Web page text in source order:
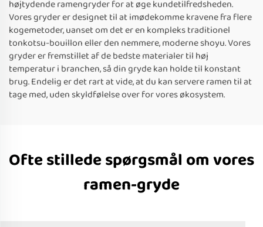
højtydende ramengryder for at øge kundetilfredsheden.
Vores gryder er designet til at imødekomme kravene fra flere
kogemetoder, uanset om det er en kompleks traditionel
tonkotsu-bouillon eller den nemmere, moderne shoyu. Vores
gryder er fremstillet af de bedste materialer til høj
temperatur i branchen, så din gryde kan holde til konstant
brug. Endelig er det rart at vide, at du kan servere ramen til at
tage med, uden skyldfølelse over for vores økosystem.
Ofte stillede spørgsmål om vores
ramen-gryde